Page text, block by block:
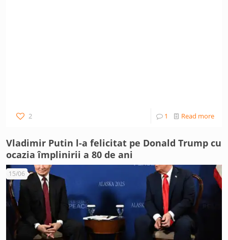
2 1 Read more
Vladimir Putin l-a felicitat pe Donald Trump cu
ocazia împlinirii a 80 de ani
15/06